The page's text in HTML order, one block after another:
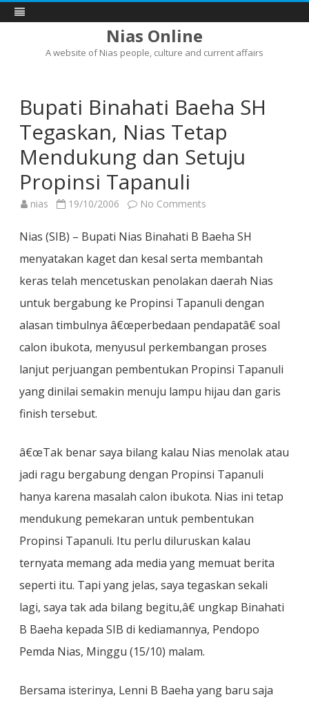
Nias Online
A website of Nias people, culture and current affairs
Bupati Binahati Baeha SH
Tegaskan, Nias Tetap
Mendukung dan Setuju
Propinsi Tapanuli
nias 19/10/2006 No Comments
Baeha
SH
Tegaskan,
Nias
Mendukung
Setuju
Propinsi
Tapanuli
Nias (SIB) – Bupati Nias Binahati B Baeha SH
menyatakan kaget dan kesal serta membantah
keras telah mencetuskan penolakan daerah Nias
untuk bergabung ke Propinsi Tapanuli dengan
alasan timbulnya â€œperbedaan pendapatâ€ soal
calon ibukota, menyusul perkembangan proses
lanjut perjuangan pembentukan Propinsi Tapanuli
yang dinilai semakin menuju lampu hijau dan garis
finish tersebut.
â€œTak benar saya bilang kalau Nias menolak atau
jadi ragu bergabung dengan Propinsi Tapanuli
hanya karena masalah calon ibukota. Nias ini tetap
mendukung pemekaran untuk pembentukan
Propinsi Tapanuli. Itu perlu diluruskan kalau
ternyata memang ada media yang memuat berita
seperti itu. Tapi yang jelas, saya tegaskan sekali
lagi, saya tak ada bilang begitu,â€ ungkap Binahati
B Baeha kepada SIB di kediamannya, Pendopo
Pemda Nias, Minggu (15/10) malam.
Bersama isterinya, Lenni B Baeha yang baru saja